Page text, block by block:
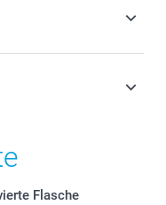
(Rolle mit 10 m
inkl. MwSt. und zzgl.
Flasche